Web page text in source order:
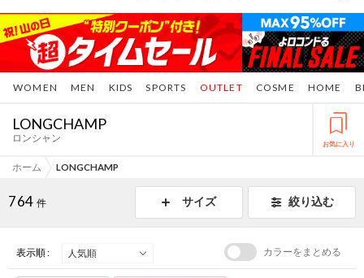
WOMEN MEN KIDS SPORTS COSME HOME
OUTLET
LONGCHAMP
ロンシャン お気に入り
ホーム LONGCHAMP
764 件 サイズ 絞り込む
表示順 : カラーをまとめる